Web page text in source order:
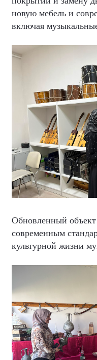
новую мебель и
включая
Обновленный объект
современным
культурной жизни